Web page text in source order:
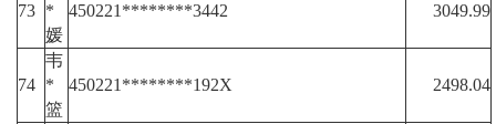
73 *
媛
450221********3442 3049.99
74
韦
*
篮
450221********192X 2498.04